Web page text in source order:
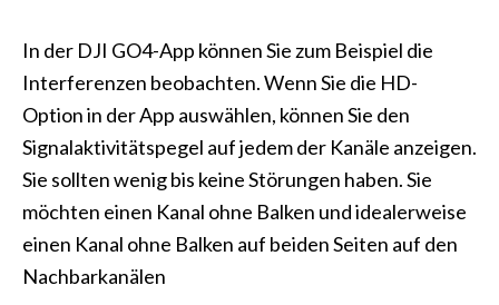
In der DJI GO4-App können Sie zum Beispiel die
Interferenzen beobachten. Wenn Sie die HD-
Option in der App auswählen, können Sie den
Signalaktivitätspegel auf jedem der Kanäle anzeigen.
Sie sollten wenig bis keine Störungen haben. Sie
möchten einen Kanal ohne Balken und idealerweise
einen Kanal ohne Balken auf beiden Seiten auf den
Nachbarkanälen